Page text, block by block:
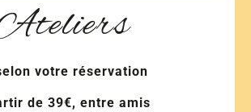
votre réservation
de 39€, entre amis